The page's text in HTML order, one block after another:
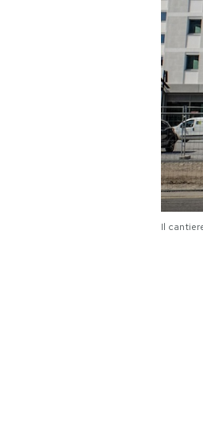
AREA PERSONALE
Il